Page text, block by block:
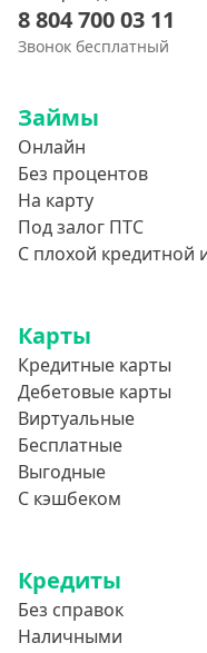
8 804 700 03 11
Звонок бесплатный
Займы
Онлайн
Без процентов
На карту
Под залог ПТС
С плохой кредитной
Карты
Кредитные карты
Дебетовые карты
Виртуальные
Бесплатные
Выгодные
С кэшбеком
Кредиты
Без справок
Наличными